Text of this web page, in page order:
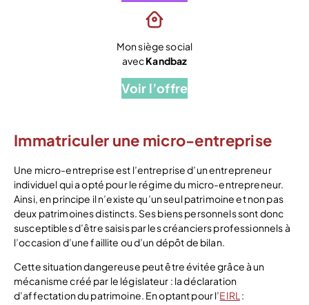
Mon siège social
avecKandbaz
Voir l’offre
Immatriculer une micro-entreprise
Une micro-entreprise est l’entreprise d’un entrepreneur
individuel qui a opté pour le régime du micro-entrepreneur.
Ainsi, en principe il n’existe qu’un seul patrimoine et non pas
deux patrimoines distincts. Ses biens personnels sont donc
susceptibles d’être saisis par les créanciers professionnels à
l’occasion d’une faillite ou d’un dépôt de bilan.
Cette situation dangereuse peut être évitée grâce à un
mécanisme créé par le législateur : la déclaration
d’affectation du patrimoine. En optant pour l’EIRL :